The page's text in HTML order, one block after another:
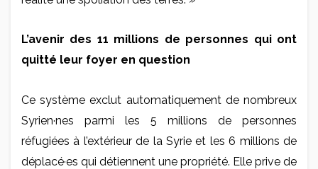
L’avenir des 11 millions de personnes qui ont
quitté leur foyer en question
Ce système exclut automatiquement de nombreux
Syrien·nes parmi les 5 millions de personnes
réfugiées à l’extérieur de la Syrie et les 6 millions de
déplacé·es qui détiennent une propriété. Elle prive de